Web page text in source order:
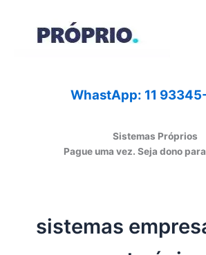
WhastApp: 11
Sistemas Próprios
Pague uma vez. Seja dono
sistemas